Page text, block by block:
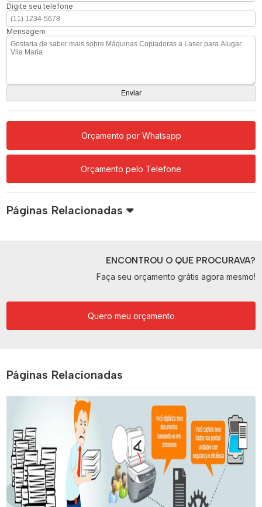
Digite seu telefone
Mensagem
Orçamento por Whatsapp
Orçamento pelo Telefone
Páginas Relacionadas
ENCONTROU O QUE PROCURAVA?
Faça seu orçamento grátis agora mesmo!
Quero meu orçamento
Páginas Relacionadas